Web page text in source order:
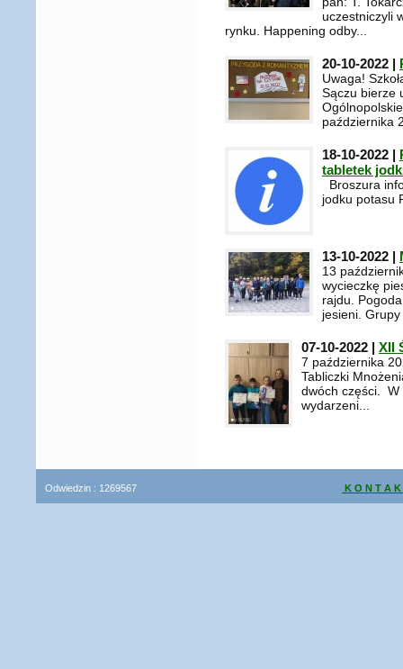
uczestniczyli
rynku. Happening odby...
20-10-2022 |
Uwaga!
Sączu bierze
października
18-10-2022 |
tabletek
Broszura
jodku potasu
13-10-2022 |
13
wycieczkę
rajdu.
jesieni. Grupy
07-10-2022 | XII
7 października
Tabliczki
dwóch części. W
wydarzeni...
Odwiedzin : 1269567 K O N T A